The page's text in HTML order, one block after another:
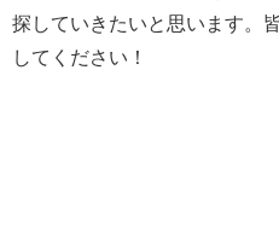
探していきたいと思います。
してください！